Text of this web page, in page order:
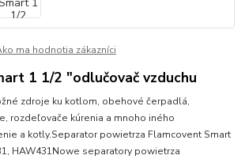
ma hodnotia zákazníci
1 1/2 "odlučovač vzduchu
zdroje ku kotlom, obehové čerpadlá,
rozdeľovače kúrenia a mnoho iného
a kotly.Separator powietrza Flamcovent Smart
HAW431Nowe separatory powietrza